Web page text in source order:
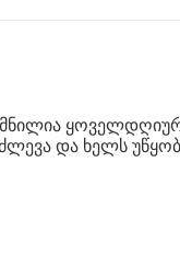
ყოველდღიური
და ხელს